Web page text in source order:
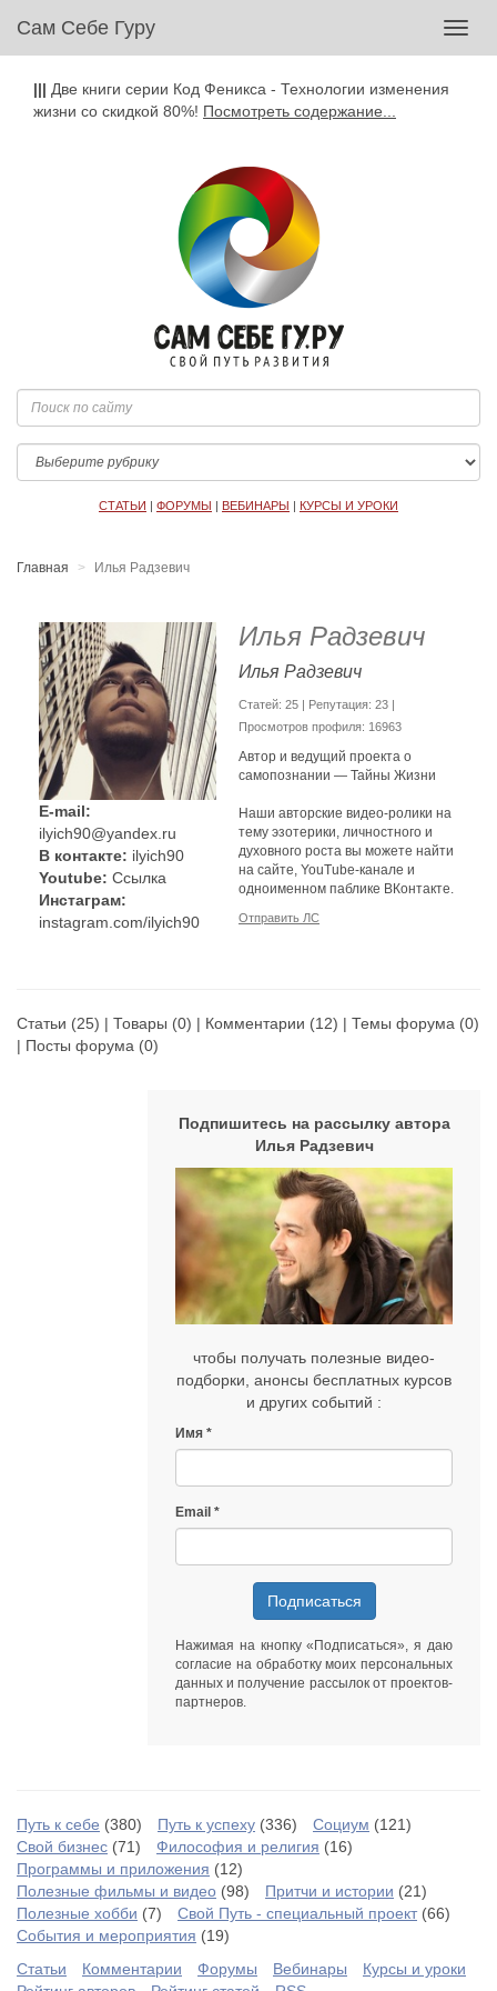
Сам Себе Гуру
||| Две книги серии Код Феникса - Технологии изменения
жизни со скидкой 80%! Посмотреть содержание...
СТАТЬИ | ФОРУМЫ | ВЕБИНАРЫ | КУРСЫ И УРОКИ
Главная Илья Радзевич
E-mail:
ilyich90@yandex.ru
В контакте: ilyich90
Youtube: Ссылка
Инстаграм:
instagram.com/ilyich90
Илья Радзевич
Илья Радзевич
Cтатей: 25 | Репутация: 23 |
Просмотров профиля: 16963
Автор и ведущий проекта о
самопознании — Тайны Жизни
Наши авторские видео-ролики на
тему эзотерики, личностного и
духовного роста вы можете найти
на сайте, YouTube-канале и
одноименном паблике ВКонтакте.
Отправить ЛС
Статьи (25) | Товары (0) | Комментарии (12) | Темы форума (0)
| Посты форума (0)
Подпишитесь на рассылку автора
Илья Радзевич
чтобы получать полезные видео-
подборки, анонсы бесплатных курсов
и других событий :
Имя
Email
Подписаться
Нажимая на кнопку «Подписаться», я даю
согласие на обработку моих персональных
данных и получение рассылок от проектов-
партнеров.
Путь к себе (380) Путь к успеху (336) Социум (121)
Свой бизнес (71) Философия и религия (16)
Программы и приложения (12)
Полезные фильмы и видео (98) Притчи и истории (21)
Полезные хобби (7) Свой Путь - специальный проект(66)
События и мероприятия (19)
Статьи
Комментарии Форумы Вебинары
Курсы и уроки